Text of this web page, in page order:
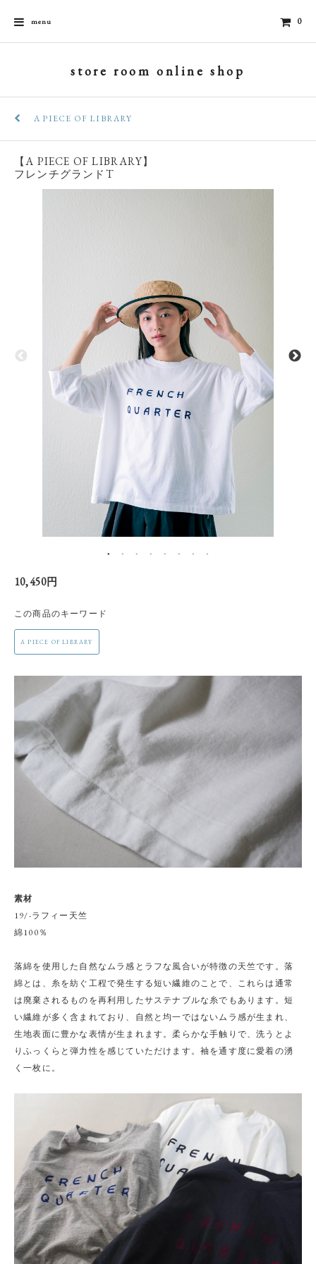
menu 0
store room online shop
A PIECE OF LIBRARY
【A PIECE OF LIBRARY】
フレンチグランドT
10,450円
この商品のキーワード
A PIECE OF LIBRARY
素材
19/-ラフィー天竺
綿100％
落綿を使用した自然なムラ感とラフな風合いが特徴の天竺です。落
綿とは、糸を紡ぐ工程で発生する短い繊維のことで、これらは通常
は廃棄されるものを再利用したサステナブルな糸でもあります。短
い繊維が多く含まれており、自然と均一ではないムラ感が生まれ、
生地表面に豊かな表情が生まれます。柔らかな手触りで、洗うとよ
りふっくらと弾力性を感じていただけます。袖を通す度に愛着の湧
く一枚に。